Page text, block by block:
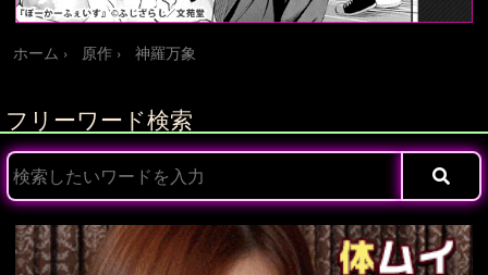
ホーム 原作 神羅万象
フリーワード検索